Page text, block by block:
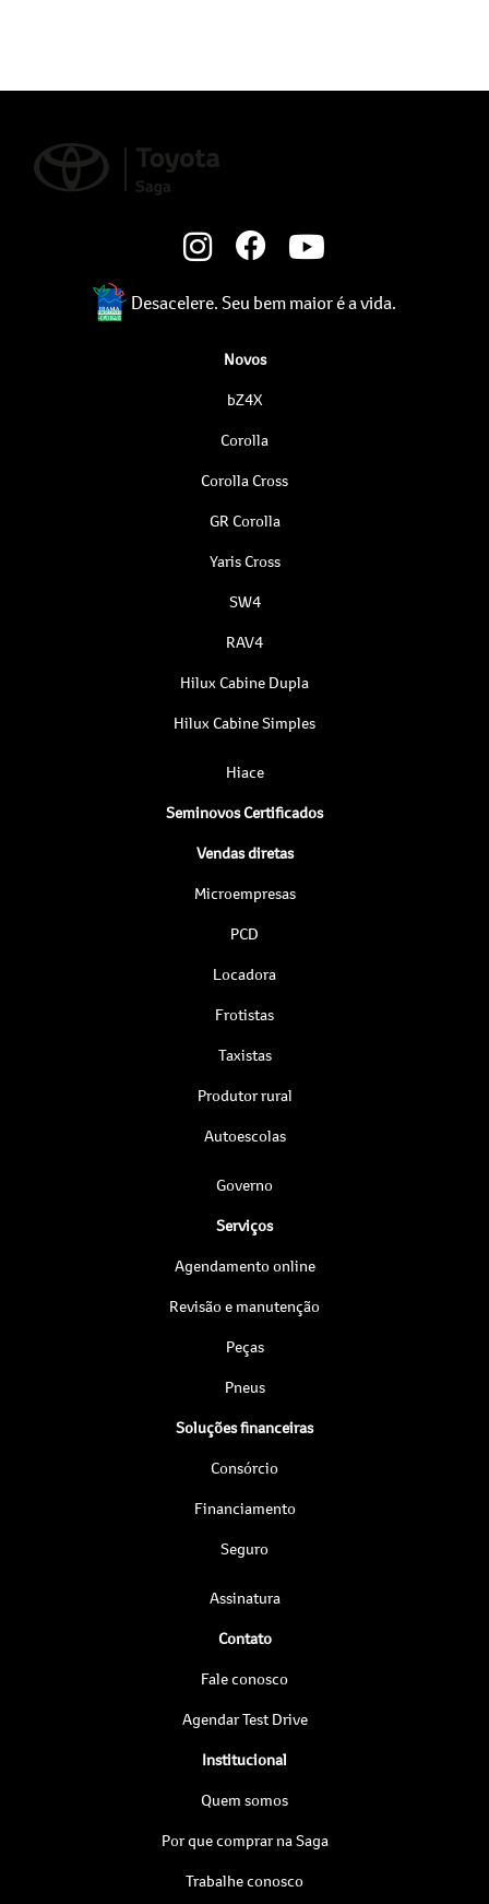
Desacelere. Seu bem maior é a vida.
Novos
bZ4X
Corolla
Corolla Cross
GR Corolla
Yaris Cross
SW4
RAV4
Hilux Cabine Dupla
Hilux Cabine Simples
Hiace
Seminovos Certificados
Vendas diretas
Microempresas
PCD
Locadora
Frotistas
Taxistas
Produtor rural
Autoescolas
Governo
Serviços
Agendamento online
Revisão e manutenção
Peças
Pneus
Soluções financeiras
Consórcio
Financiamento
Seguro
Assinatura
Contato
Fale conosco
Agendar Test Drive
Institucional
Quem somos
Por que comprar na Saga
Trabalhe conosco